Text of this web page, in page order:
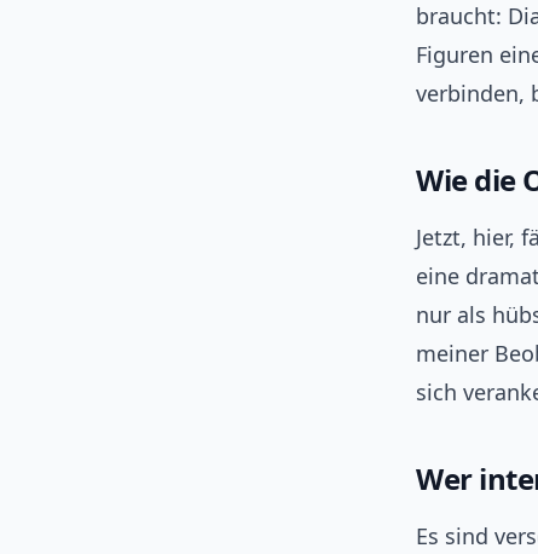
braucht:
Figuren
verbinden,
Wie die
Jetzt, hier,
eine
nur als
meiner
sich
Wer
Es sind